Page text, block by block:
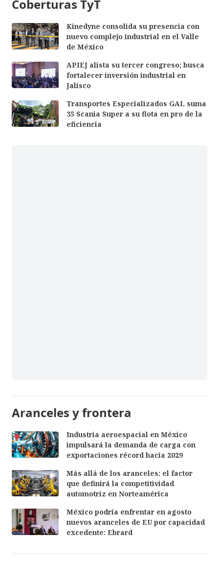
Coberturas TyT
Kinedyne consolida su presencia con
nuevo complejo industrial en el Valle
de México
APIEJ alista su tercer congreso; busca
fortalecer inversión industrial en
Jalisco
Transportes Especializados GAL suma
35 Scania Super a su flota en pro de la
eficiencia
Aranceles y frontera
Industria aeroespacial en México
impulsará la demanda de carga con
exportaciones récord hacia 2029
Más allá de los aranceles: el factor
que definirá la competitividad
automotriz en Norteamérica
México podría enfrentar en agosto
nuevos aranceles de EU por capacidad
excedente: Ebrard